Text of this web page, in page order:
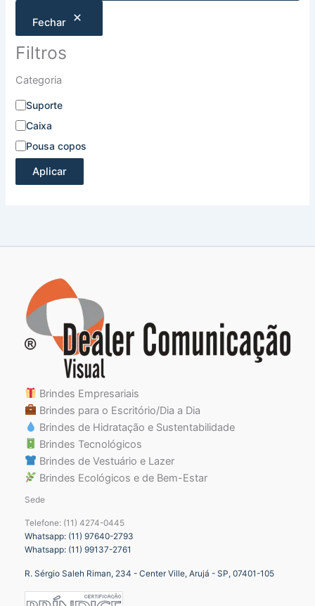
Fechar
Filtros
Categoria
Suporte
Caixa
Pousa copos
Aplicar
Brindes Empresariais
Brindes para o Escritório/Dia a Dia
Brindes de Hidratação e Sustentabilidade
Brindes Tecnológicos
Brindes de Vestuário e Lazer
Brindes Ecológicos e de Bem-Estar
Sede
Telefone: (11) 4274-0445
Whatsapp: (11) 97640-2793
Whatsapp: (11) 99137-2761
R. Sérgio Saleh Riman, 234 - Center Ville, Arujá - SP, 07401-105